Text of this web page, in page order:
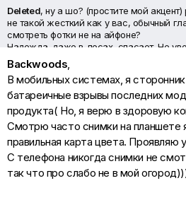
Deleted, ну а шо? (простите мой акцент)
не такой жесткий как у вас, обычный
смотреть фотки не на айфоне?
Надежда, даже в лесах, спасает. Не
но от удрученности сознания может.
надежда на ресторан.
Backwoods,
В мобильных системах, я
батареичные взрывы последних
продукта( Но, я верю в здоровую
Смотрю часто снимки на планшете
правильная карта цвета. Проявляю
С телефона никогда снимки не
так что про слабо не в мой